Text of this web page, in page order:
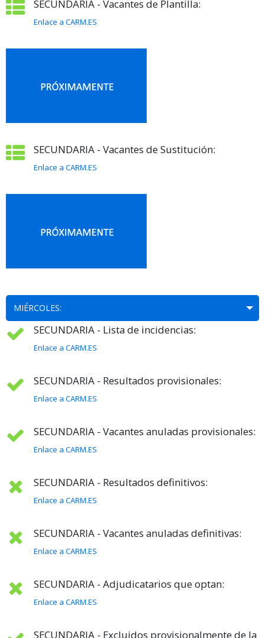
SECUNDARIA - Vacantes de Plantilla:
Enlace a CARM.ES
SECUNDARIA - Vacantes de Sustitución:
Enlace a CARM.ES
MIÉRCOLES:
SECUNDARIA - Lista de incidencias:
Enlace a CARM.ES
SECUNDARIA - Resultados provisionales:
Enlace a CARM.ES
SECUNDARIA - Vacantes anuladas provisionales:
Enlace a CARM.ES
SECUNDARIA - Resultados definitivos:
Enlace a CARM.ES
SECUNDARIA - Vacantes anuladas definitivas:
Enlace a CARM.ES
SECUNDARIA - Adjudicatarios que optan:
Enlace a CARM.ES
SECUNDARIA - Excluidos provisionalmente de la